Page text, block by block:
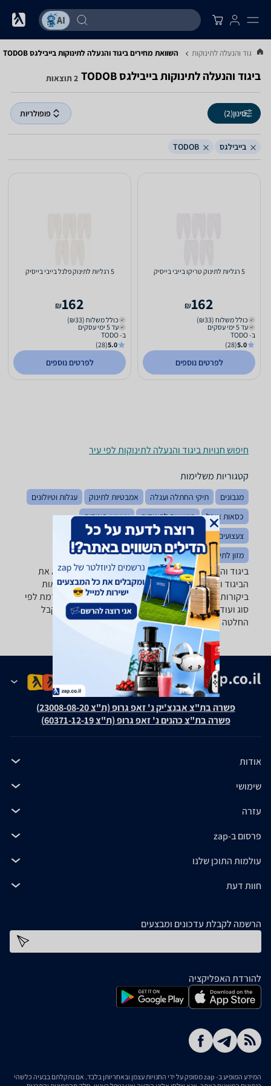
ביגוד והנעלה לתינוקות השוואת מחירים ביגוד והנעלה לתינוקות ‏בייבילגס ‏TODOB
ביגוד והנעלה לתינוקות ‏בייבילגס ‏TODOB 2 תוצאות
סינון(2) פופולריות
בייבילגס TODOB
5 רגליות לתינוק טריקו בייבי בייסיק
162
₪
כולל משלוח (₪33)
עד 5 ימי עסקים
ב- TODO
5.0
(28)
לפרטים נוספים
5 רגליות לתינוק פלנל בייבי בייסיק
162
₪
כולל משלוח (₪33)
עד 5 ימי עסקים
ב- TODO
5.0
(28)
לפרטים נוספים
חיפוש חנויות ביגוד והנעלה לתינוקות לפי עיר
קטגוריות משלימות
מגבונים תיקי החתלה ועגלה אמבטיות לתינוק
עגלות וטיולונים
כסאות אוכל
מנשאים לתינוקות
צעצועי תינוקות
צעצועים לאמבטיה
מתנות ליולדת
חיתולים לתינוקות
מזון לתינוקות
ריהוט לתינוקות מוצצים
ביגוד והנעלה לתינוקות - ‏בייבילגס ‏TODOB רוצה למצוא את
הביגוד והנעלה לתינוק שאתה צריך? רק בזאפ תמצא מאות
ביקורות על ביגוד והנעלה לתינוקות מערכת סינון מתקדמת לפי
סוג ועוד, השוואת מחירים ביותר מאלף חנויות ילדים ותקבל
החלטה חכמה!
פשרה בת"צ אבנצ'יק נ' זאפ גרופ (ת"צ 23008-08-20)
פשרה בת"צ כהנים נ' זאפ גרופ (ת"צ 60371-12-19)
אודות
שימושי
עזרה
פרסום ב-zap
עולמות התוכן שלנו
חוות דעת
הרשמה לקבלת עדכונים ומבצעים
להורדת האפליקציה
המידע המופיע ב- zap מסופק על ידי החנויות עצמן ובאחריותן בלבד. אם נתקלתם בבעיה כלשהי